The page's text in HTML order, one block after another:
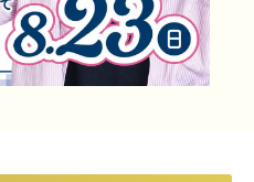
新情報をCHECK !